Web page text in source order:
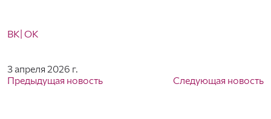
ВК| ОК
3 апреля 2026 г.
Предыдущая новость
Следующая новость